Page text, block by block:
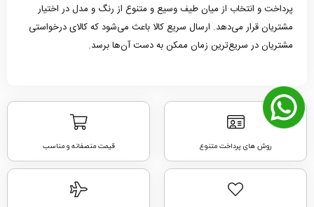
پرداخت و انتخاب از میان طیف وسیع و متنوع از رنگ و مدل در اختیار
مشتریان قرار می‌دهد. ارسال سریع کالا باعث می‌شود که کالای درخواستی
مشتریان در سریع‌ترین زمان ممکن به دست آن‌ها برسد.
روش های پرداخت متنوع قیمت منصفانه و مناسب